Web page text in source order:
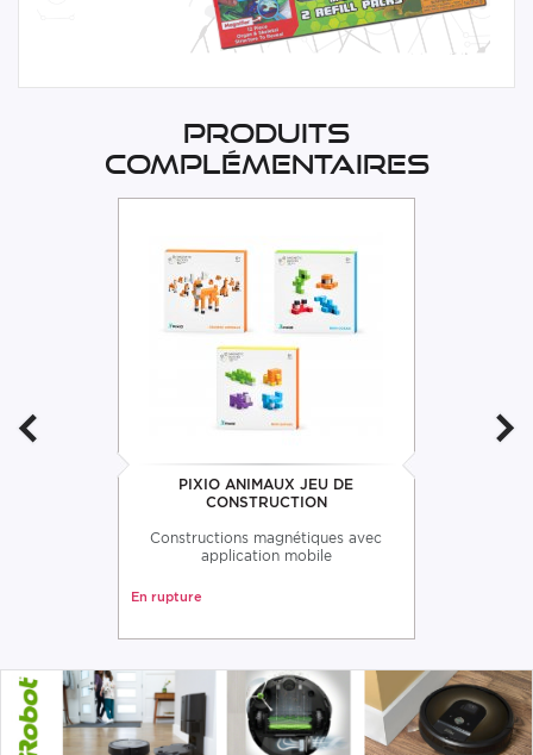
Produits
complémentaires
PIXIO ANIMAUX JEU DE
CONSTRUCTION
Constructions magnétiques avec
application mobile
En rupture